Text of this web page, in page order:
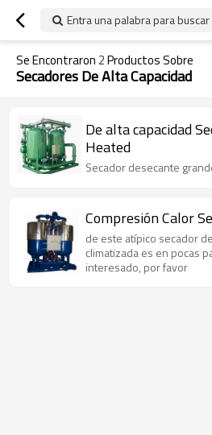
Entra una palabra para
Se Encontraron 2Productos Sobre
Secadores De Alta Capacidad
De alta capacidad
Heated
Secador desecante
Compresión Calor
de este atípico secador
climatizada es en pocas
interesado, por favor